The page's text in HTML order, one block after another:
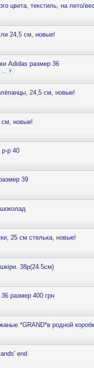
цвета, текстиль, на лето/
24,5 см, новые!
Adidas размер 36
9
24,5 см, новые!
новые!
р 40
39
25 см стелька, новые!
38р(24.5см)
размер 400 грн
*GRAND*в родной
end